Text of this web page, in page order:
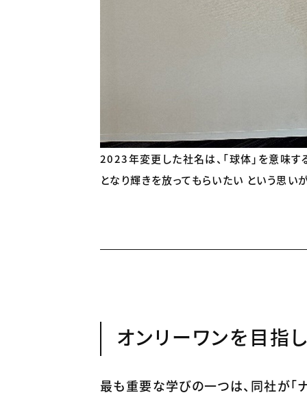
2023年変更した社名は、「球体」を意味す
となり輝きを放ってもらいたい という思い
オンリーワンを目指
最も重要な学びの一つは、同社が「